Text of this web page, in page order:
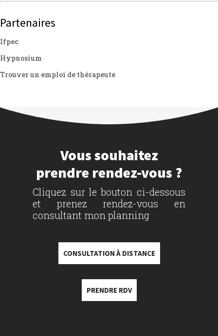
Partenaires
Ifpec
Hypnosium
Trouver un emploi de thérapeute
Vous souhaitez
prendre rendez-vous ?
Cliquez sur le bouton ci-dessous
et prenez rendez-vous en
consultant mon planning
CONSULTATION À DISTANCE
PRENDRE RDV